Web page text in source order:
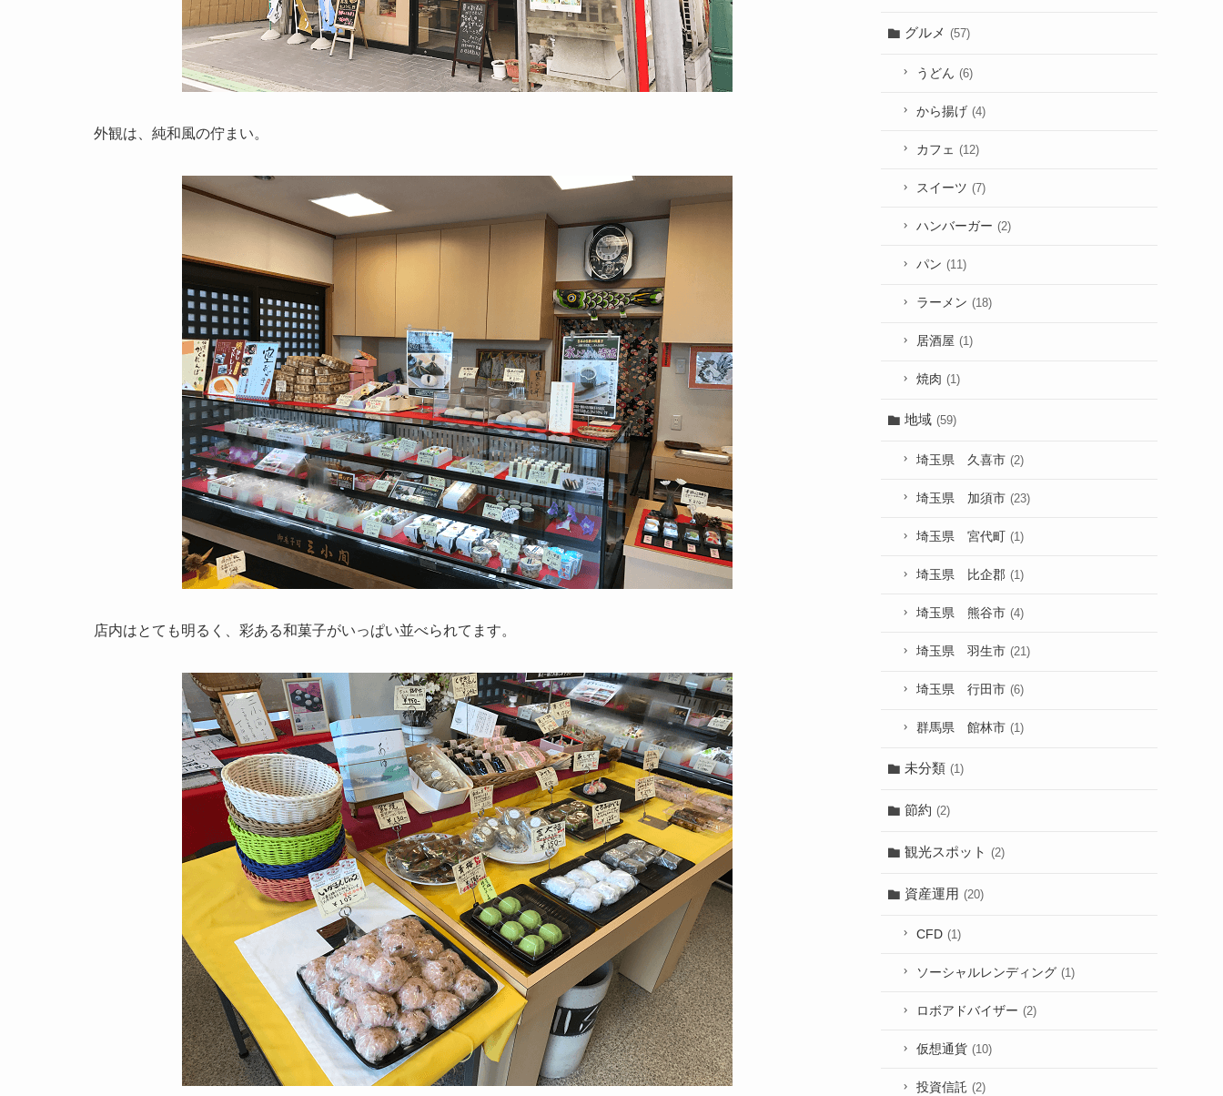
外観は、純和風の佇まい。
店内はとても明るく、彩ある和菓子がいっぱい並べられてます。
グルメ (57)
うどん (6)
から揚げ (4)
カフェ (12)
スイーツ (7)
ハンバーガー (2)
パン (11)
ラーメン (18)
居酒屋 (1)
焼肉 (1)
地域 (59)
埼玉県 久喜市 (2)
埼玉県 加須市 (23)
埼玉県 宮代町 (1)
埼玉県 比企郡 (1)
埼玉県 熊谷市 (4)
埼玉県 羽生市 (21)
埼玉県 行田市 (6)
群馬県 館林市 (1)
未分類 (1)
節約 (2)
観光スポット (2)
資産運用 (20)
CFD (1)
ソーシャルレンディング (1)
ロボアドバイザー (2)
仮想通貨 (10)
投資信託 (2)